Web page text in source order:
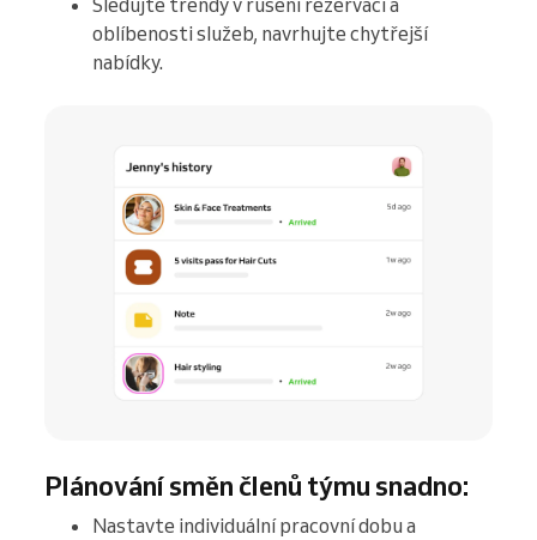
oblíbenosti služeb, navrhujte chytřejší
nabídky.
Plánování směn členů týmu snadno:
Nastavte individuální pracovní dobu a